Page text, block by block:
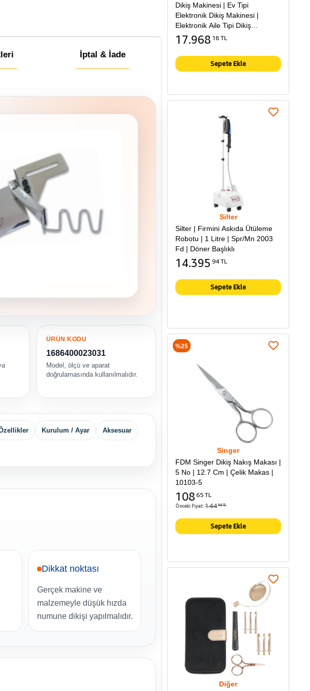
İptal & İade
ÜRÜN KODU
1686400023031
Model, ölçü ve aparat
doğrulamasında kullanılmalıdır.
Kurulum / Ayar Aksesuar
Dikkat noktası
Gerçek makine ve
malzemeyle düşük hızda
numune dikişi yapılmalıdır.
Dikiş Makinesi | Ev Tipi
Elektronik Dikiş Makinesi |
Elektronik Aile Tipi Dikiş
Makinesi
17.968 18 TL
Sepete Ekle
Silter
Silter | Firmini Askıda Ütüleme
Robotu | 1 Litre | Spr/Mn 2003
Fd | Döner Başlıklı
14.395 94 TL
Sepete Ekle
Singer
FDM Singer Dikiş Nakış Makası |
5 No | 12.7 Cm | Çelik Makas |
10103-5
108 65 TL
Önceki Fiyat:144 86 TL
Sepete Ekle
%25
Diğer